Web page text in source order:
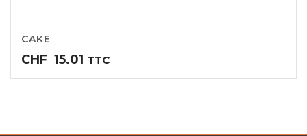
CAKE
CHF 15.01 TTC